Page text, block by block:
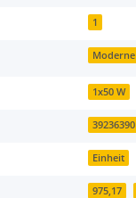
1
Moderne
1x50 W
39236390
Einheit
975,17